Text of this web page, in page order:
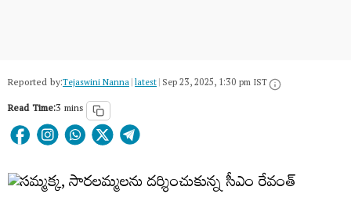
Reported by:Tejaswini Nanna|latest|Sep 23, 2025, 1:30 pm IST
Read Time:3 mins